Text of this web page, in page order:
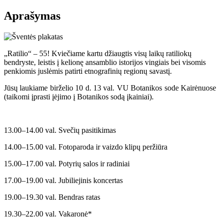
Aprašymas
„Ratilio“ – 55! Kviečiame kartu džiaugtis visų laikų ratiliokų
bendryste, leistis į kelionę ansamblio istorijos vingiais bei visomis
penkiomis juslėmis patirti etnografinių regionų savastį.
Jūsų laukiame birželio 10 d. 13 val. VU Botanikos sode Kairėnuose
(taikomi įprasti įėjimo į Botanikos sodą įkainiai).
13.00–14.00 val. Svečių pasitikimas
14.00–15.00 val. Fotoparoda ir vaizdo klipų peržiūra
15.00–17.00 val. Potyrių salos ir radiniai
17.00–19.00 val. Jubiliejinis koncertas
19.00–19.30 val. Bendras ratas
19.30–22.00 val. Vakaronė*